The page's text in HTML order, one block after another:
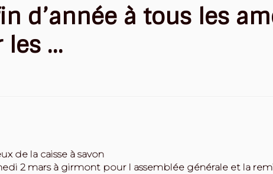
d’année à tous les
les …
de la caisse à savon
2 mars à girmont pour l assemblée générale et la